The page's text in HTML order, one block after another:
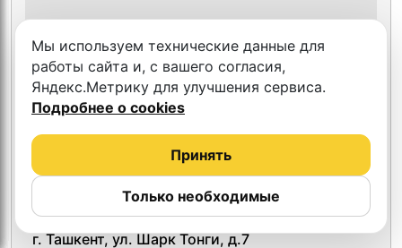
CONTENT STUDIO
г. Ташкент, ул. Шарк Тонги, д.7
Мы используем технические данные для
работы сайта и, с вашего согласия,
Яндекс.Метрику для улучшения сервиса.
Подробнее о cookies
Только необходимые
Принять